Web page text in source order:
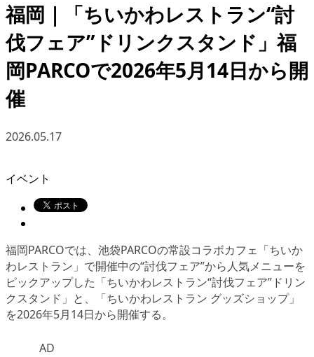
福岡｜「ちいかわレストラン“討
伐フェア”ドリンクスタンド」福
岡PARCOで2026年5月14日から開
催
2026.05.17
イベント
福岡PARCOでは、池袋PARCOの常設コラボカフェ「ちいか
わレストラン」で開催中の“討伐フェア”から人気メニューを
ピックアップした「ちいかわレストラン“討伐フェア”ドリン
クスタンド」と、「ちいかわレストラン グッズショップ」
を2026年5月14日から開催する。
AD